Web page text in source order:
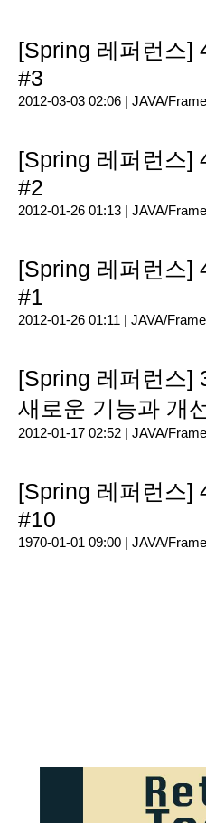
[Spring 레퍼런스]
#3
2012-03-03 02:06 | JAVA/
[Spring 레퍼런스]
#2
2012-01-26 01:13 | JAVA/
[Spring 레퍼런스]
#1
2012-01-26 01:11 | JAVA/
[Spring 레퍼런스]
새로운 기능과 개
2012-01-17 02:52 | JAVA/
[Spring 레퍼런스]
#10
1970-01-01 09:00 | JAVA/